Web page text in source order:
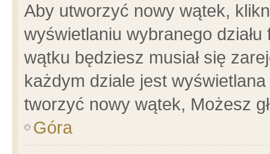
Aby utworzyć nowy wątek,
wyświetlaniu wybranego
wątku będziesz musiał się
każdym dziale jest
tworzyć nowy wątek, Możesz
Góra